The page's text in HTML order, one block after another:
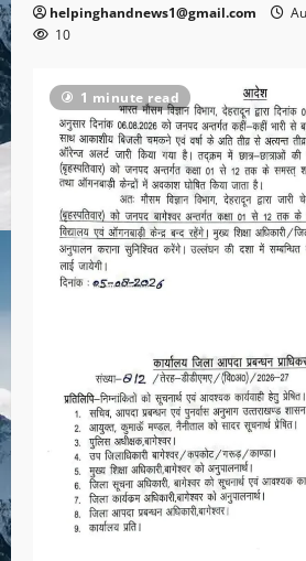
helpinghandnews1@gmail.com
10
1 minute read